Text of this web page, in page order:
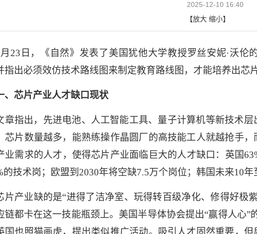
2025-12-10 16:40
【放大 缩小】
月 23 日，《自然》发表了美国犹他大学教授罗丝安妮·沃伦
指出必须效仿技术路线图来制定教育路线图，才能培养出芯
、芯片产业人才缺口现状
章指出，先进电池、人工智能工具、量子计算机等新技术
芯片数量越多，能熟练操作晶圆厂的高技能工人就越抢手
业需求的人才，使得芯片产业面临巨大的人才缺口：英国
的技术岗；欧盟到 2030年将空缺7.5万个岗位；韩国未来10年
片产业缺的是“进得了洁净室、玩得转百级净化、修得好极
链都卡在这一技能瓶颈上。美国半导体协会提出“赢得人心”
国也照猫画虎，提出类似推广活动。吸引人才固然重要，